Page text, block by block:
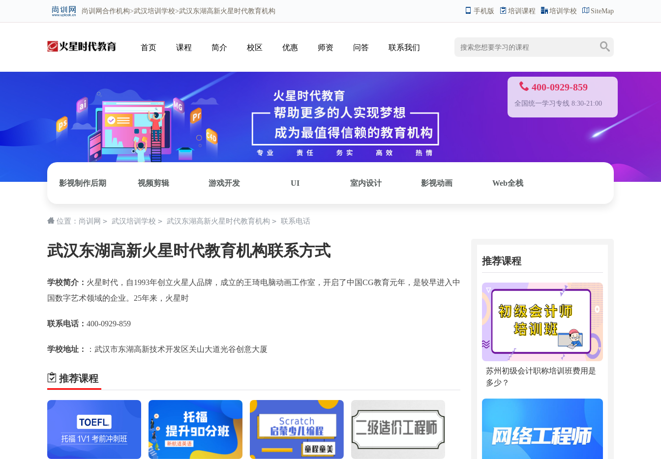
手机版 培训课程 培训学校 SiteMap
尚训网 合作机构>武汉培训学校>武汉东湖高新火星时代教育机构
首页 课程 简介 校区 优惠 师资 问答 联系我们
400-0929-859
全国统一学习专线 8:30-21:00
影视制作后期 视频剪辑 游戏开发 UI 室内设计 影视动画 Web全栈
位置： 尚训网 > 武汉培训学校 > 武汉东湖高新火星时代教育机构 > 联系电话
武汉东湖高新火星时代教育机构联系方式
学校简介： 火星时代，自1993年创立火星人品牌，成立的王琦电脑动画工作室，开启了中国CG教育元年，是较早进入中
国数字艺术领域的企业。25年来，火星时
联系电话： 400-0929-859
学校地址： ：武汉市东湖高新技术开发区关山大道光谷创意大厦
推荐课程
推荐课程
苏州初级会计职称培训班费用是
多少？